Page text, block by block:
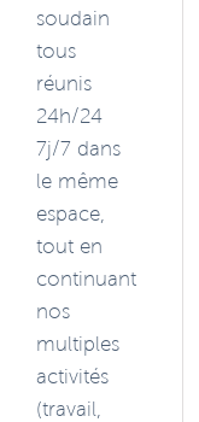
soudain
tous
réunis
24h/24
7j/7 dans
le même
espace,
tout en
continuant
nos
multiples
activités
(travail,